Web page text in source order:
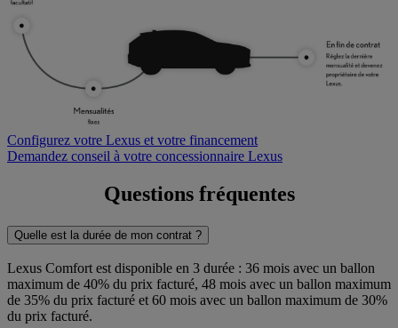
Configurez votre Lexus et votre financement
Demandez conseil à votre concessionnaire Lexus
Questions fréquentes
Quelle est la durée de mon contrat ?
Lexus Comfort est disponible en 3 durée : 36 mois avec un ballon
maximum de 40% du prix facturé, 48 mois avec un ballon maximum
de 35% du prix facturé et 60 mois avec un ballon maximum de 30%
du prix facturé.